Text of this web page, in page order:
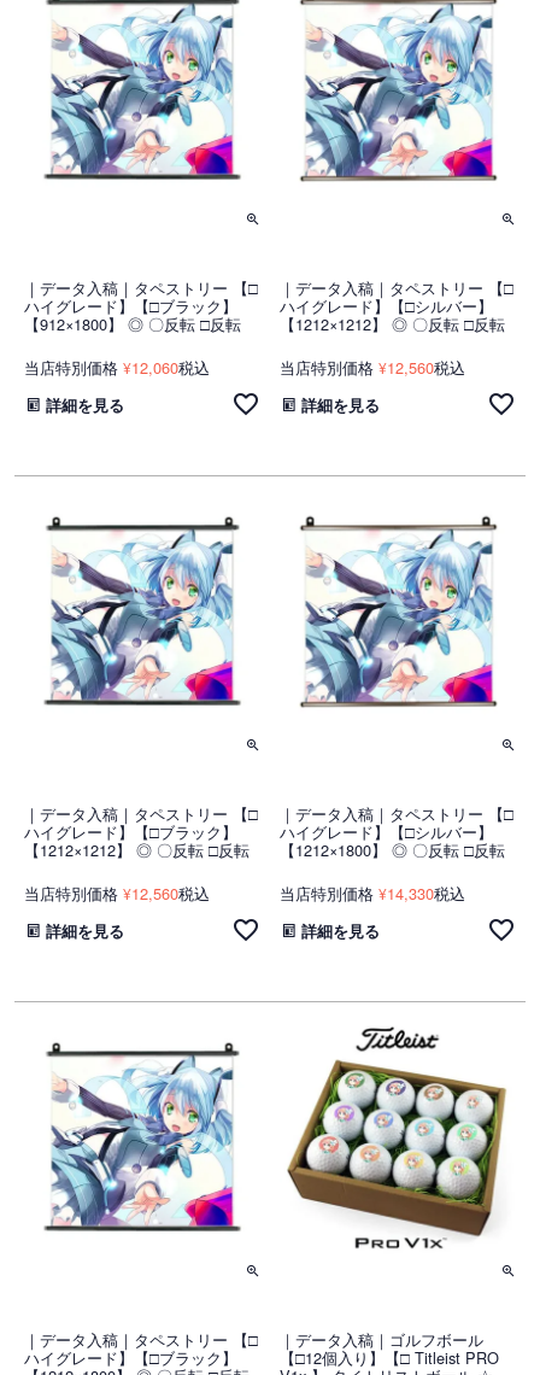
｜データ入稿｜タペストリー 【□
ハイグレード】【□ブラック】
【912×1800】 ◎ 〇反転 □反転
当店特別価格 ¥12,060税込
詳細を見る
｜データ入稿｜タペストリー 【□
ハイグレード】【□シルバー】
【1212×1212】 ◎ 〇反転 □反転
当店特別価格 ¥12,560税込
詳細を見る
｜データ入稿｜タペストリー 【□
ハイグレード】【□ブラック】
【1212×1212】 ◎ 〇反転 □反転
当店特別価格 ¥12,560税込
詳細を見る
｜データ入稿｜タペストリー 【□
ハイグレード】【□シルバー】
【1212×1800】 ◎ 〇反転 □反転
当店特別価格 ¥14,330税込
詳細を見る
｜データ入稿｜タペストリー 【□
ハイグレード】【□ブラック】
｜データ入稿｜ゴルフボール
【□12個入り】【□ Titleist PRO